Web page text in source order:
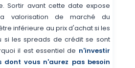
Sortir avant cette date expose
valorisation de marché du
inférieure au prix d'achat si les
si les spreads de crédit se sont
il est essentiel de n'investir
dont vous n'aurez pas besoin